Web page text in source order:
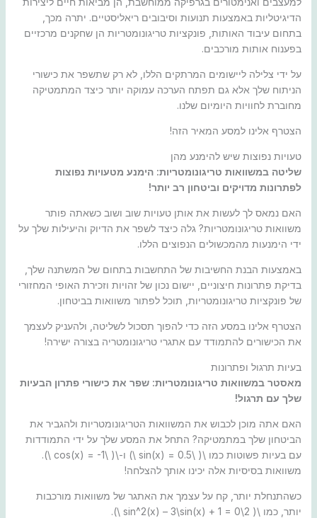
הדיגיטליות באמצעות תנועות וסיבובים ריאליסטיים. יתרה מכך,
בתחום עיבוד האותות, פונקציות טריגונומטריות הן שחקנים מרכזיים
בפענוח אותות מורכבים.
על ידי צלילה ליישומים המרתקים הללו, לא רק שתשפר את כישורי
הניתוח שלך אלא גם תפתח הערכה עמוקה יותר כיצד המתמטיקה
מחוברת לחוויות היומיום שלנו.
הצטרף אלינו למסע המאיר הזה!
טעויות נפוצות שיש להימנע מהן
שליטה במשוואות טריגונומטריות: הימנע מטעויות נפוצות
לפתרונות מדויקים וביטחון רב יותר!
האם נמאס לך לעשות את אותן טעויות שוב ושוב כשאתה פותר
משוואות טריגונומטריות? גלה כיצד לשפר את הדיוק והיעילות שלך על
ידי הימנעות מהמכשולים הנפוצים הללו.
באמצעות הבנת החשיבות של התחשבות בתחום של המשתנה שלך,
בדיקת פתרונות חיצוניים, יישום נכון של זהויות וזכירת האופי המחזורי
של פונקציות טריגונומטריות, תוכל לפתור משוואות בביטחון.
הצטרף אלינו במסע הזה כדי להפוך תסכול לשליטה, ולהעניק לעצמך
את הכישורים להתמודד עם אתגרי טריגונומטריה בצורה ישירה!
בעיות תרגול ופתרונות
מאסטר במשוואות טריגונומטריות: שפר את כישורי פתרון הבעיות
שלך עם תרגול!
האם אתה מוכן לכבוש את המשוואות הטריגונומטריות ולהגביר את
הביטחון שלך במתמטיקה? התחל את המסע שלך על ידי התמודדות
עם בעיות פשוטות כמו \( \sin(x) = 0.5 \) ו-\( \cos(x) = -1 \).
משוואות בסיסיות אלה יכינו אותך להצלחה!
כשהתנחלת יותר, קח על עצמך את האתגר של משוואות מורכבות
יותר, כמו \( 2\sin^2(x) – 3\sin(x) + 1 = 0 \).